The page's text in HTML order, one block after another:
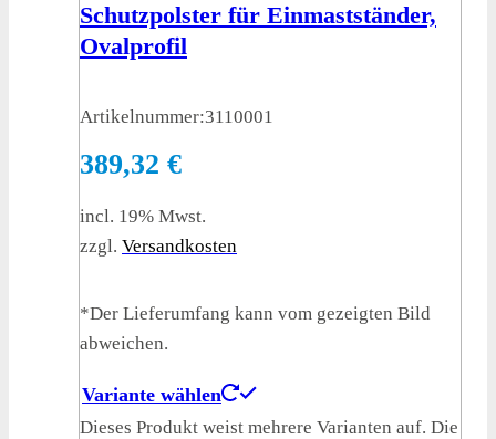
Schutzpolster für Einmastständer,
Ovalprofil
Artikelnummer:3110001
389,32 €
incl. 19% Mwst.
zzgl. Versandkosten
*Der Lieferumfang kann vom gezeigten Bild
abweichen.
Variante wählen
Dieses Produkt weist mehrere Varianten auf. Die